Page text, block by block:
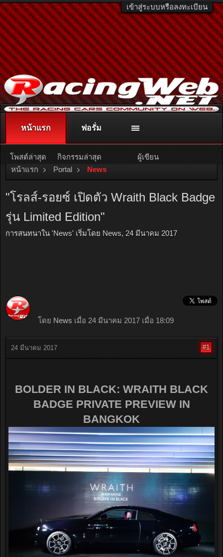
เข้าสู่ระบบหรือลงทะเบียน
ติดต่อลงโฆษณา racingweb@gmail.comหรือโทร. 081-811-1138
หรืออ่านรายละเอียดเพิ่มเติม คลิกที่นี่
หน้าแรก Portal News
"โรลส์-รอยซ์ เปิดตัว Wraith Black Badge
รุ่น Limited Edition"
การสนทนาใน 'News' เริ่มโดย News, 24 มีนาคม 2017
โดย News เมื่อ 24 มีนาคม 2017 เมื่อ 18:09
24 มีนาคม 2017 #1
BOLDER IN BLACK: WRAITH BLACK
BADGE PRIVATE PREVIEW IN
BANGKOK
หน้าแรก
โพสต์ล่าสุด กิจกรรมล่าสุด ผู้เขียน
ฟอรั่ม